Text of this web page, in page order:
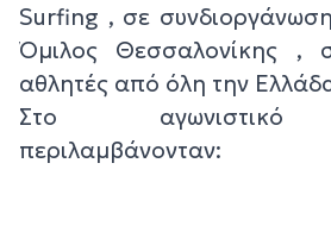
Surfing , σε
Όμιλος Θεσσαλονίκης ,
αθλητές από όλη την
Στο αγωνιστικό
περιλαμβάνονταν: